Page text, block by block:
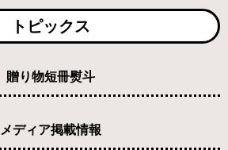
トピックス
贈り物短冊熨斗
メディア掲載情報